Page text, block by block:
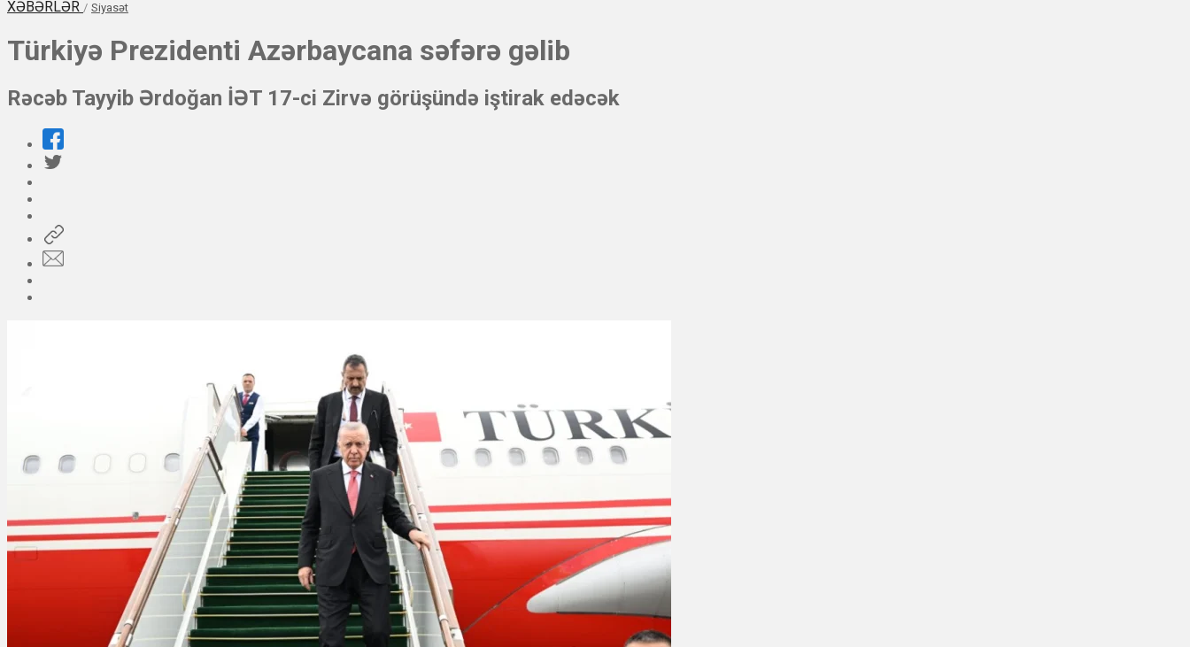
XƏBƏRLƏR / Siyasət
Türkiyə Prezidenti Azərbaycana səfərə gəlib
Rəcəb Tayyib Ərdoğan İƏT 17-ci Zirvə görüşündə iştirak edəcək